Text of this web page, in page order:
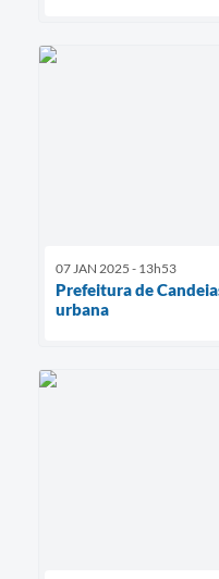
07 JAN 2025 - 13h53
Prefeitura de
urbana